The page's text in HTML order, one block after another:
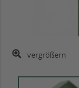
vergrößern